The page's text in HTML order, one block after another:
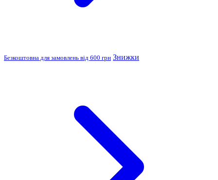
Безкоштовна для замовлень від 600 грн Знижки